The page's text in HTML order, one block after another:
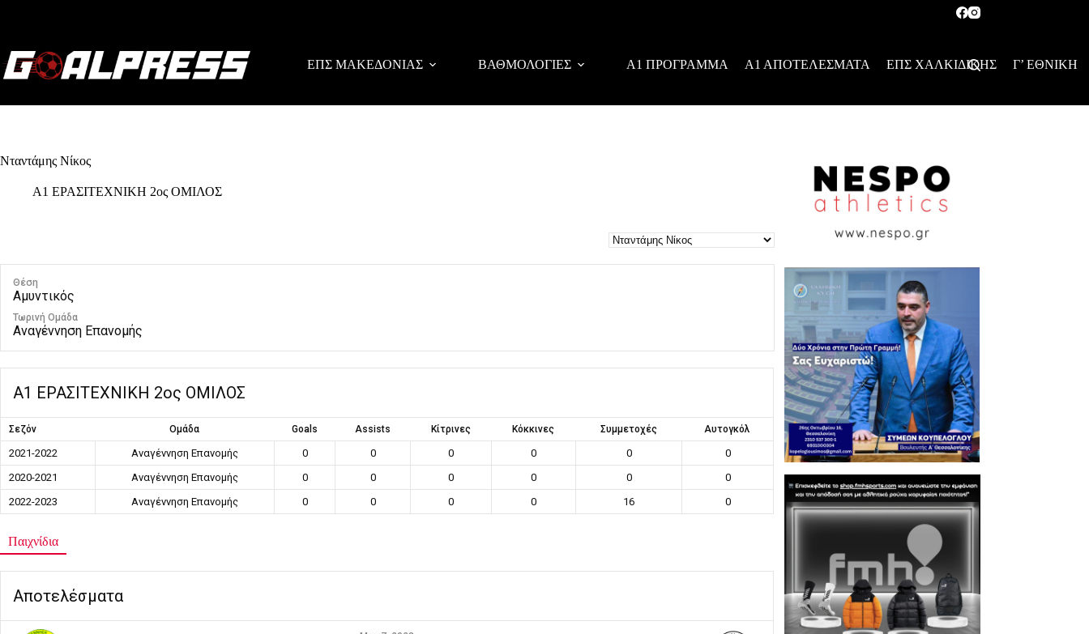
ΕΠΣ ΜΑΚΕΔΟΝΙΑΣ ΒΑΘΜΟΛΟΓΙΕΣ Α1 ΠΡΟΓΡΑΜΜΑ Α1 ΑΠΟΤΕΛΕΣΜΑΤΑ ΕΠΣ ΧΑΛΚΙΔΙΚΗΣ Γ’ ΕΘΝΙΚΗ
Νταντάμης Νίκος
Α1 ΕΡΑΣΙΤΕΧΝΙΚΗ 2ος ΟΜΙΛΟΣ
Θέση
Αμυντικός
Τωρινή Ομάδα
Αναγέννηση Επανομής
Α1 ΕΡΑΣΙΤΕΧΝΙΚΗ 2ος ΟΜΙΛΟΣ
Σεζόν Ομάδα Goals Assists Κίτρινες Κόκκινες Συμμετοχές Αυτογκόλ
2021-2022 Αναγέννηση Επανομής 0 0 0 0 0
0
2020-2021
Αναγέννηση Επανομής 0 0 0 0 0
0
2022-2023
Αναγέννηση Επανομής 0 0 0 0 16 0
Παιχνίδια
Αποτελέσματα